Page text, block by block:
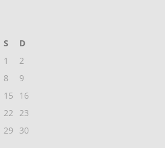
S
D
1
2
8
9
15
16
22
23
29
30